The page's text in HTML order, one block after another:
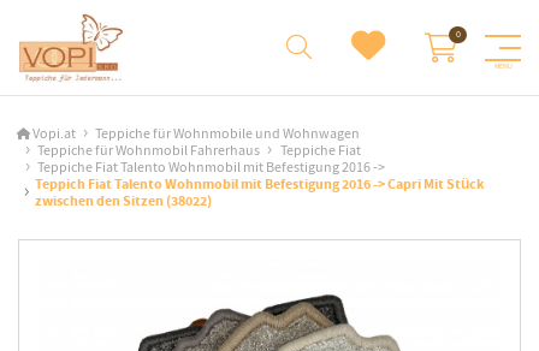
Vopi.at
Teppiche für Wohnmobile und Wohnwagen
Teppiche für Wohnmobil Fahrerhaus
Teppiche Fiat
Teppiche Fiat Talento Wohnmobil mit Befestigung 2016 ->
Teppich Fiat Talento Wohnmobil mit Befestigung 2016 -> Capri Mit Stück
zwischen den Sitzen (38022)